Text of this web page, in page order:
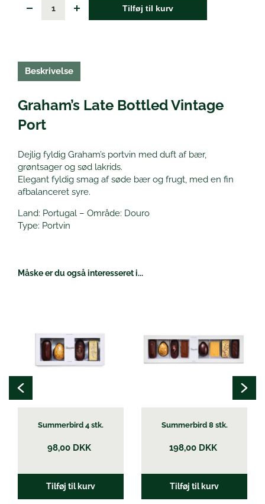
Tilføj til kurv
Beskrivelse
Graham’s Late Bottled Vintage
Port
Dejlig fyldig Graham’s portvin med duft af bær,
grøntsager og sød lakrids.
Elegant fyldig smag af søde bær og frugt, med en fin
afbalanceret syre.
Land: Portugal – Område: Douro
Type: Portvin
Måske er du også interesseret i...
Summerbird 4 stk.
98,00 DKK
Tilføj til kurv
Summerbird 8 stk.
198,00 DKK
Tilføj til kurv